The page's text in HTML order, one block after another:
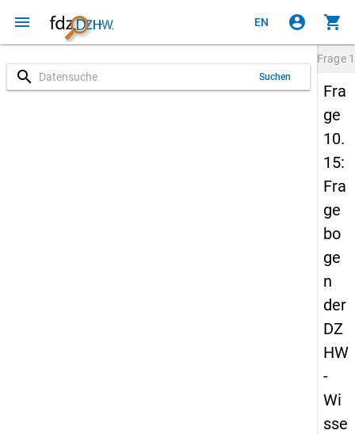
menu EN account_circle shopping_cart
search Suchen
Frage
Fra
ge
10.
15:
Fra
ge
bo
ge
n
der
DZ
HW
-
Wi
sse